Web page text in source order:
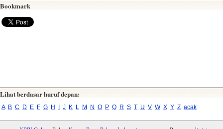
Bookmark
Lihat berdasar huruf depan:
A B C D E F G H I J K L M N O P Q R S T U V W X Y Z acak